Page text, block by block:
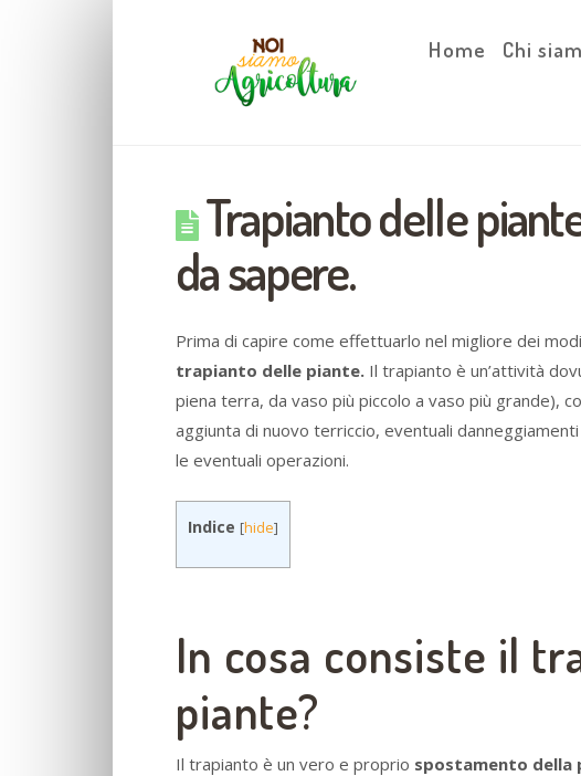
Home Chi
Trapianto delle
da sapere.
Prima di capire come effettuarlo nel migliore dei
trapianto delle piante. Il trapianto è un’attività
piena terra, da vaso più piccolo a vaso più grande),
aggiunta di nuovo terriccio, eventuali
le eventuali operazioni.
Indice [hide]
In cosa consiste il
piante?
Il trapianto è un vero e proprio spostamento della